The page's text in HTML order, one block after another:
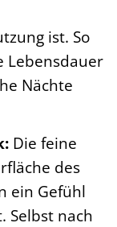
ist. So
Lebensdauer
Nächte
Die feine
des
ein Gefühl
Selbst nach